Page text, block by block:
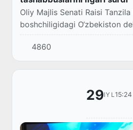
Oliy Majlis Senati Raisi
boshchiligidagi O‘zbekiston
Jeneva shahrida bo‘lib
rahbarlarining 6-Butunjahon
isht...
4860
29IYL15:24